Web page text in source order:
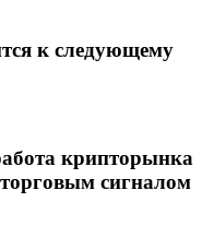
к следующему
крипторынка
торговым сигналом